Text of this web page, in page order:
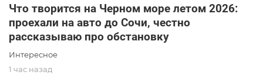
Что творится на Черном море летом 2026:
проехали на авто до Сочи, честно
рассказываю про обстановку
Интересное
1 час назад